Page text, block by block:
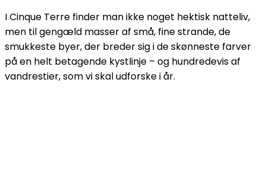
I Cinque Terre finder man ikke noget hektisk natteliv,
men til gengæld masser af små, fine strande, de
smukkeste byer, der breder sig i de skønneste farver
på en helt betagende kystlinje – og hundredevis af
vandrestier, som vi skal udforske i år.